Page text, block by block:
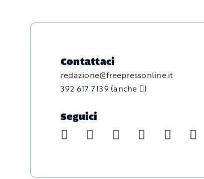
Contattaci
redazione@freepressonline.it
392 617 7139 (anche
)
Seguici